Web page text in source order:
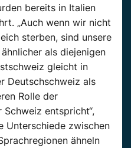
bereits in Italien
„Auch wenn wir nicht
sterben, sind unsere
als diejenigen
gleicht in
Deutschschweiz als
Rolle der
entspricht“,
Unterschiede zwischen
ähneln